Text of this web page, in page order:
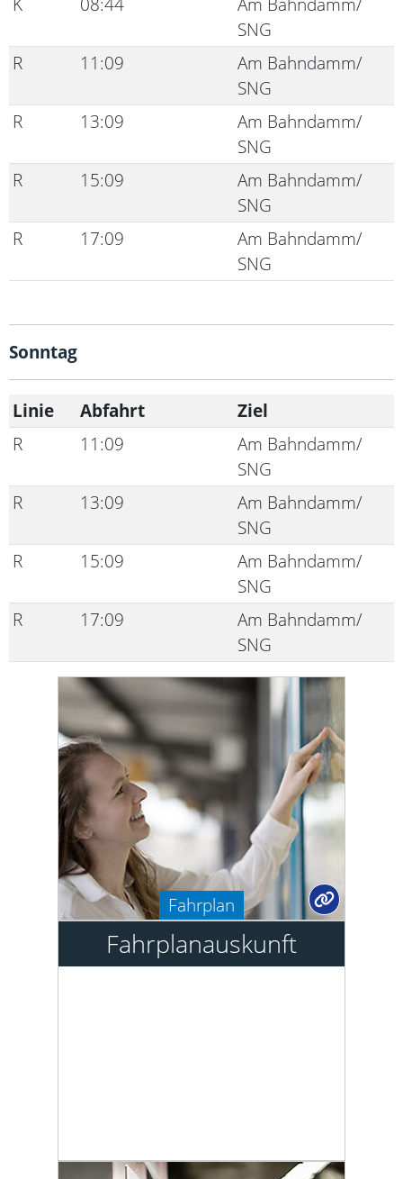
SNG
R
11:09
Am Bahndamm/
SNG
R
13:09
Am Bahndamm/
SNG
R
15:09
Am Bahndamm/
SNG
R
17:09
Am Bahndamm/
SNG
Sonntag
Linie Abfahrt
Ziel
R
11:09
Am Bahndamm/
SNG
R
13:09
Am Bahndamm/
SNG
R
15:09
Am Bahndamm/
SNG
R
17:09
Am Bahndamm/
SNG
Fahrplan
Fahrplanauskunft